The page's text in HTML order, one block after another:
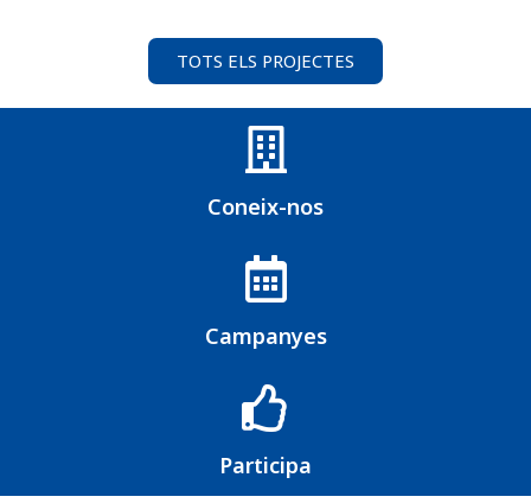
TOTS ELS PROJECTES
Coneix-nos
Campanyes
Participa